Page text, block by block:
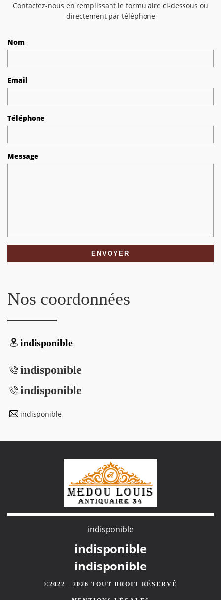
Contactez-nous en remplissant le formulaire ci-dessous ou
directement par téléphone
Nom
Email
Téléphone
Message
Nos coordonnées
indisponible
indisponible
indisponible
indisponible
indisponible
indisponible
indisponible
©2022 - 2026 TOUT DROIT RÉSERVÉ